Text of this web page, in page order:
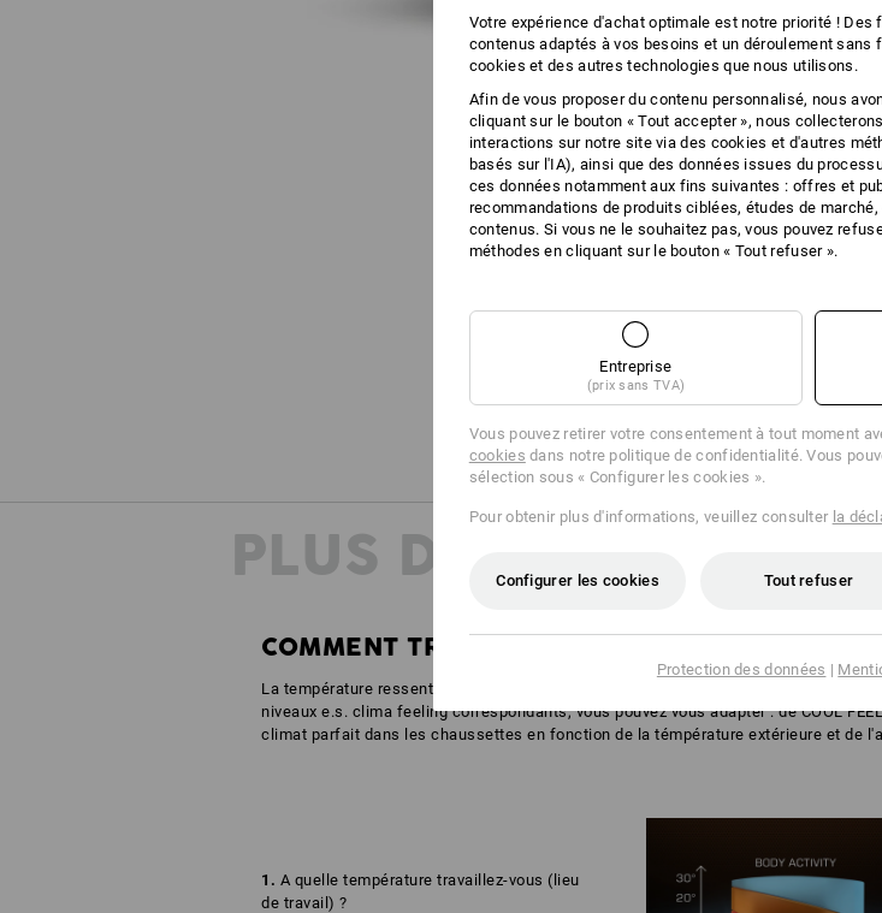
Matière :
Tissu
Conseils
PLUS D'INFORMATIONS
COMMENT TROUVER LES CHAUSSETTES
La température ressentie dans les chaussettes dépend essentiellement du degré
niveaux e.s. clima feeling correspondants, vous pouvez vous adapter : de COOL
climat parfait dans les chaussettes en fonction de la témpérature extérieure et de
1. A quelle température travaillez-vous (lieu
de travail) ?
Votre expérience d'achat optimale est notre priorité ! Des
contenus adaptés à vos besoins et un déroulement
cookies et des autres technologies que nous utilisons.
Afin de vous proposer du contenu personnalisé, nous
cliquant sur le bouton « Tout accepter », nous
interactions sur notre site via des cookies et d'autres
basés sur l'IA), ainsi que des données issues du
ces données notamment aux fins suivantes : offres et
recommandations de produits ciblées, études de
contenus. Si vous ne le souhaitez pas, vous pouvez
méthodes en cliquant sur le bouton « Tout refuser ».
Entreprise
(prix sans TVA)
Vous pouvez retirer votre consentement à tout moment
cookies dans notre politique de confidentialité. Vous
sélection sous « Configurer les cookies ».
Pour obtenir plus d'informations, veuillez consulter la
Configurer les cookies Tout refuser
Protection des données |